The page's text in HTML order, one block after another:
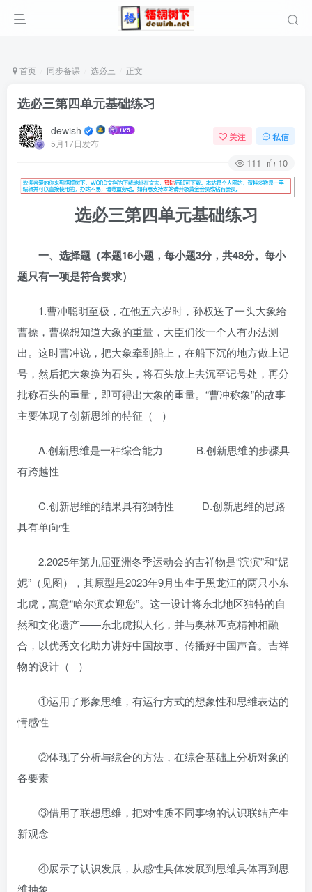
首页 同步备课 选必三 正文
选必三第四单元基础练习
dewish
5月17日发布
关注 私信
111 10
选必三第四单元基础练习
一、选择题（本题16小题，每小题3分，共48分。每小
题只有一项是符合要求）
1.曹冲聪明至极，在他五六岁时，孙权送了一头大象给
曹操，曹操想知道大象的重量，大臣们没一个人有办法测
出。这时曹冲说，把大象牵到船上，在船下沉的地方做上记
号，然后把大象换为石头，将石头放上去沉至记号处，再分
批称石头的重量，即可得出大象的重量。“曹冲称象”的故事
主要体现了创新思维的特征（ ）
A.创新思维是一种综合能力 B.创新思维的步骤具
有跨越性
C.创新思维的结果具有独特性 D.创新思维的思路
具有单向性
2.2025年第九届亚洲冬季运动会的吉祥物是“滨滨”和“妮
妮”（见图），其原型是2023年9月出生于黑龙江的两只小东
北虎，寓意“哈尔滨欢迎您”。这一设计将东北地区独特的自
然和文化遗产——东北虎拟人化，并与奥林匹克精神相融
合，以优秀文化助力讲好中国故事、传播好中国声音。吉祥
物的设计（ ）
①运用了形象思维，有运行方式的想象性和思维表达的
情感性
②体现了分析与综合的方法，在综合基础上分析对象的
各要素
③借用了联想思维，把对性质不同事物的认识联结产生
新观念
④展示了认识发展，从感性具体发展到思维具体再到思
维抽象